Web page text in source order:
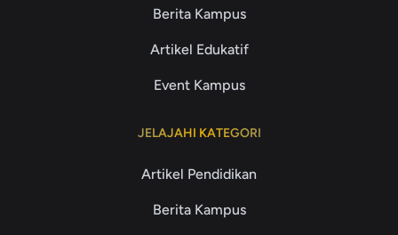
Berita Kampus
Artikel Edukatif
Event Kampus
JELAJAHI KATEGORI
Artikel Pendidikan
Berita Kampus